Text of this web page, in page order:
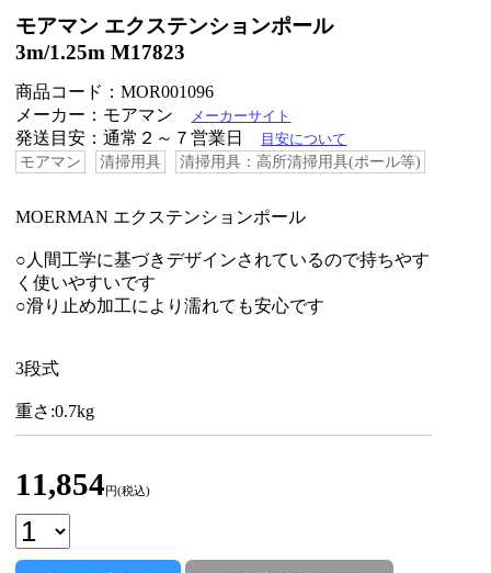
モアマン エクステンションポール
3m/1.25m M17823
商品コード：MOR001096
メーカー：モアマン
メーカーサイト
発送目安：通常２～７営業日 目安について
モアマン 清掃用具 清掃用具：高所清掃用具(ポール等)
MOERMAN エクステンションポール
○人間工学に基づきデザインされているので持ちやす
く使いやすいです
○滑り止め加工により濡れても安心です
3段式
重さ:0.7kg
11,854 円(税込)